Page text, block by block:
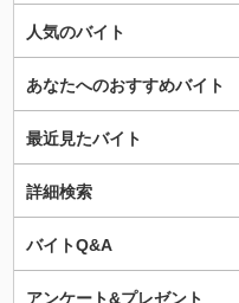
人気のバイト
あなたへのおすすめバイト
最近見たバイト
詳細検索
バイトQ&A
アンケート&プレゼント